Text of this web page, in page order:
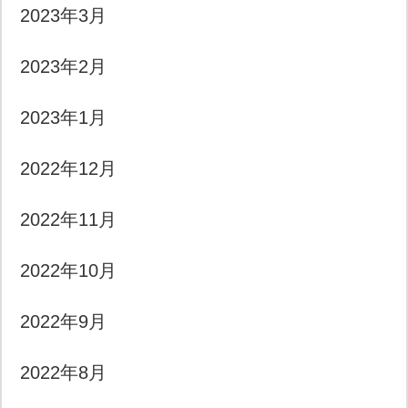
2023年3月
2023年2月
2023年1月
2022年12月
2022年11月
2022年10月
2022年9月
2022年8月